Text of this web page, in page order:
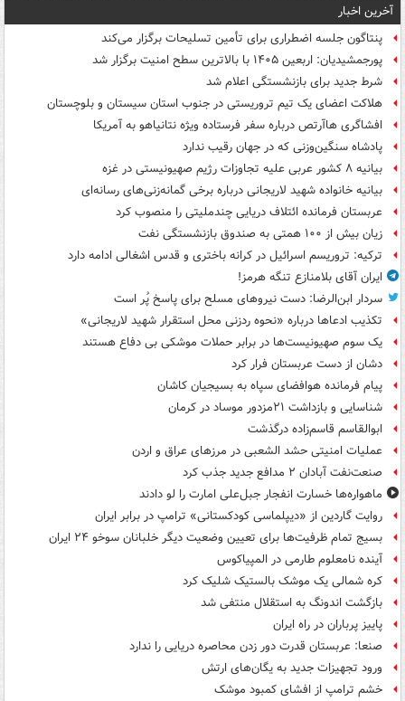
آخرین اخبار
پنتاگون جلسه اضطراری برای تأمین تسلیحات برگزار می‌کند
پورجمشیدیان: اربعین ۱۴۰۵ با بالاترین سطح امنیت برگزار شد
شرط جدید برای بازنشستگی اعلام شد
هلاکت اعضای یک تیم تروریستی در جنوب استان سیستان و بلوچستان
افشاگری هاآرتص درباره سفر فرستاده ویژه نتانیاهو به آمریکا
پادشاه سنگین‌وزنی که در جهان رقیب ندارد
بیانیه ۸ کشور عربی علیه تجاوزات رژیم صهیونیستی در غزه
بیانیه خانواده شهید لاریجانی درباره برخی گمانه‌زنی‌های رسانه‌ای
عربستان فرمانده ائتلاف دریایی چندملیتی را منصوب کرد
زیان بیش از ۱۰۰ همتی به صندوق‌ بازنشستگی نفت
ترکیه: تروریسم اسرائیل در کرانه باختری و قدس اشغالی ادامه دارد
ایران آقای بلامنازع تنگه هرمز!
سردار ابن‌الرضا: دست نیروهای مسلح برای پاسخ پُر است
تکذیب ادعاها درباره «نحوه ردزنی محل استقرار شهید لاریجانی»
یک‌ سوم صهیونیست‌ها در برابر حملات موشکی بی دفاع هستند
دشان از دست عربستان فرار کرد
پیام فرمانده هوافضای سپاه به بسیجیان کاشان
شناسایی و بازداشت ۲۱مزدور موساد در کرمان
ابوالقاسم قاسم‌زاده درگذشت
عملیات امنیتی حشد الشعبی در مرزهای عراق و اردن
صنعت‌نفت آبادان ۲ مدافع جدید جذب کرد
ماهواره‌ها خسارت انفجار جبل‌علی امارت را لو دادند
روایت گاردین از «دیپلماسی کودکستانی» ترامپ در برابر ایران
بسیج تمام ظرفیت‌ها برای تعیین وضعیت دیگر خلبانان سوخو ۲۴ ایران
آینده نامعلوم طارمی در المپیاکوس
کره شمالی یک موشک بالستیک شلیک کرد
بازگشت اندونگ به استقلال منتفی شد
پاییز پرباران در راه ایران
صنعا: عربستان قدرت دور زدن محاصره دریایی را ندارد
ورود تجهیزات جدید به یگان‌های ارتش
خشم ترامپ از افشای کمبود موشک